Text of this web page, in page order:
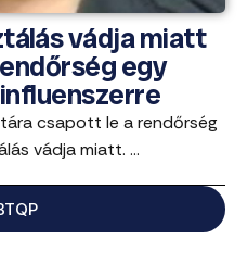
vádja miatt
egy
csapott le a rendőrség
vádja miatt. ...